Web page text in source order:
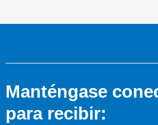
Manténgase
para recibir: